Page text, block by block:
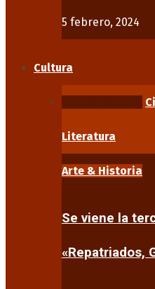
5 febrero, 2024
Cultura
Literatura
Arte & Historia
Se viene la
«Repatriados,